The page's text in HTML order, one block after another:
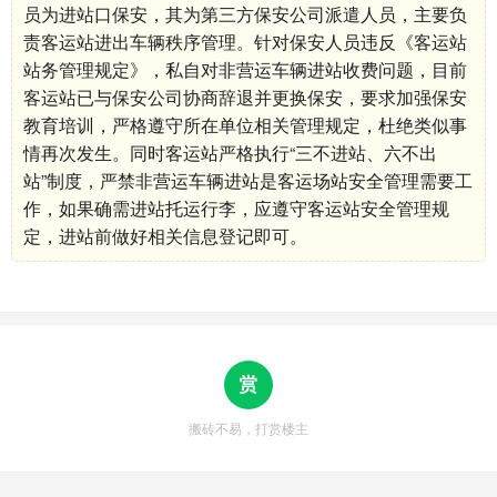
员为进站口保安，其为第三方保安公司派遣人员，主要负
责客运站进出车辆秩序管理。针对保安人员违反《客运站
站务管理规定》，私自对非营运车辆进站收费问题，目前
客运站已与保安公司协商辞退并更换保安，要求加强保安
教育培训，严格遵守所在单位相关管理规定，杜绝类似事
情再次发生。同时客运站严格执行“三不进站、六不出
站”制度，严禁非营运车辆进站是客运场站安全管理需要工
作，如果确需进站托运行李，应遵守客运站安全管理规
定，进站前做好相关信息登记即可。
搬砖不易，打赏楼主